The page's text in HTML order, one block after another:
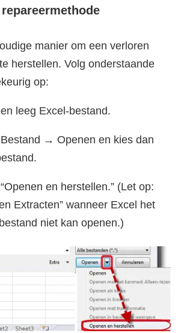
manier om een verloren
herstellen. Volg onderstaande
op:
leeg Excel-bestand.
→ Openen en kies dan
en herstellen.” (Let op:
Extracten” wanneer Excel het
niet kan openen.)